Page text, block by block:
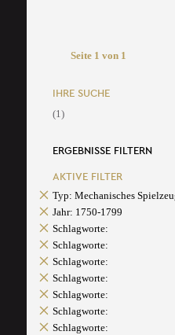
Seite 1 von 1
IHRE SUCHE
(1)
ERGEBNISSE FILTERN
AKTIVE FILTER
Typ: Mechanisches
Jahr: 1750-1799
Schlagworte:
Schlagworte:
Schlagworte:
Schlagworte:
Schlagworte:
Schlagworte:
Schlagworte: